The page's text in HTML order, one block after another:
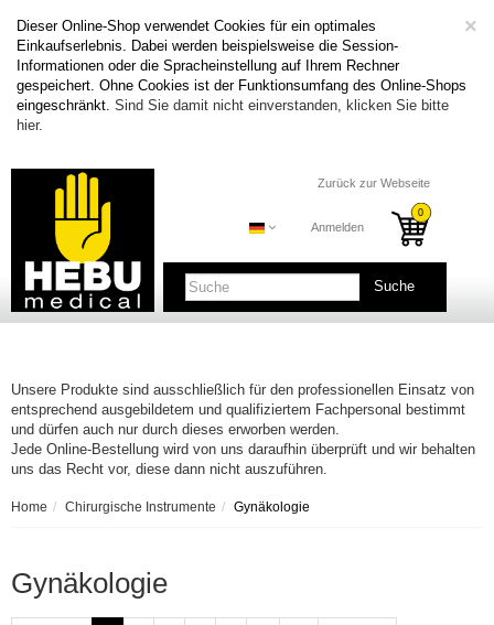
×
Dieser Online-Shop verwendet Cookies für ein optimales
Einkaufserlebnis. Dabei werden beispielsweise die Session-
Informationen oder die Spracheinstellung auf Ihrem Rechner
gespeichert. Ohne Cookies ist der Funktionsumfang des Online-Shops
eingeschränkt. Sind Sie damit nicht einverstanden, klicken Sie bitte
hier.
Zurück zur Webseite
Anmelden
Suche
Unsere Produkte sind ausschließlich für den professionellen Einsatz von
entsprechend ausgebildetem und qualifiziertem Fachpersonal bestimmt
und dürfen auch nur durch dieses erworben werden.
Jede Online-Bestellung wird von uns daraufhin überprüft und wir behalten
uns das Recht vor, diese dann nicht auszuführen.
Home Chirurgische Instrumente Gynäkologie
Gynäkologie